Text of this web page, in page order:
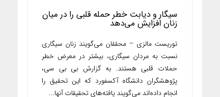
سیگار و دیابت خطر حمله قلبی را در میان
زنان افزایش می‌دهد
توریست مالزی – محققان می‌گویند زنان سیگاری
نسبت به مردان سیگاری، بیشتر در معرض خطر
حملات قلبی هستند. به گزارش بی بی سی،
پژوهشگران دانشگاه آکسفورد که این تحقیق را
انجام داده‌اند می‌گویند یافته‌های تحقیقات آنها...